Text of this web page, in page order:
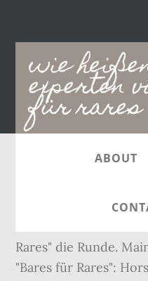
wie
experten
für rares
Main
navigation
ABOUT
„Bares für Rares“
Rares" die Runde.
"Bares für Rares":